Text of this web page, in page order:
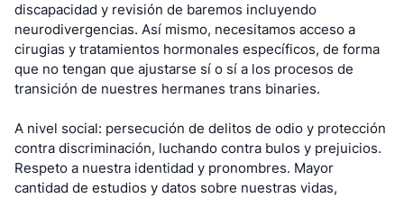
discapacidad y revisión de baremos incluyendo
neurodivergencias. Así mismo, necesitamos acceso a
cirugias y tratamientos hormonales específicos, de forma
que no tengan que ajustarse sí o sí a los procesos de
transición de nuestres hermanes trans binaries.
A nivel social: persecución de delitos de odio y protección
contra discriminación, luchando contra bulos y prejuicios.
Respeto a nuestra identidad y pronombres. Mayor
cantidad de estudios y datos sobre nuestras vidas,